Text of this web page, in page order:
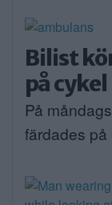
Bilist
på cykel
På
färdades